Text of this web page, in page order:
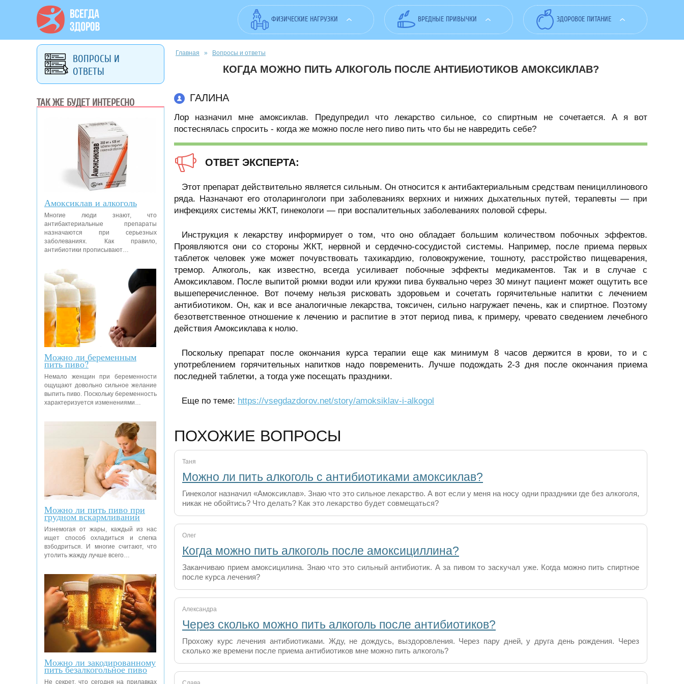
ФИЗИЧЕСКИЕ НАГРУЗКИ ВРЕДНЫЕ ПРИВЫЧКИ ЗДОРОВОЕ ПИТАНИЕ
Вы здесь
Главная » Вопросы и ответы
КОГДА МОЖНО ПИТЬ АЛКОГОЛЬ ПОСЛЕ АНТИБИОТИКОВ АМОКСИКЛАВ?
ГАЛИНА
Лор назначил мне амоксиклав. Предупредил что лекарство сильное, со спиртным не сочетается. А я вот
постеснялась спросить - когда же можно после него пиво пить что бы не навредить себе?
ОТВЕТ ЭКСПЕРТА:
Этот препарат действительно является сильным. Он относится к антибактериальным средствам пенициллинового
ряда. Назначают его отоларингологи при заболеваниях верхних и нижних дыхательных путей, терапевты — при
инфекциях системы ЖКТ, гинекологи — при воспалительных заболеваниях половой сферы.
Инструкция к лекарству информирует о том, что оно обладает большим количеством побочных эффектов.
Проявляются они со стороны ЖКТ, нервной и сердечно-сосудистой системы. Например, после приема первых
таблеток человек уже может почувствовать тахикардию, головокружение, тошноту, расстройство пищеварения,
тремор. Алкоголь, как известно, всегда усиливает побочные эффекты медикаментов. Так и в случае с
Амоксиклавом. После выпитой рюмки водки или кружки пива буквально через 30 минут пациент может ощутить все
вышеперечисленное. Вот почему нельзя рисковать здоровьем и сочетать горячительные напитки с лечением
антибиотиком. Он, как и все аналогичные лекарства, токсичен, сильно нагружает печень, как и спиртное. Поэтому
безответственное отношение к лечению и распитие в этот период пива, к примеру, чревато сведением лечебного
действия Амоксиклава к нолю.
Поскольку препарат после окончания курса терапии еще как минимум 8 часов держится в крови, то и с
употреблением горячительных напитков надо повременить. Лучше подождать 2-3 дня после окончания приема
последней таблетки, а тогда уже посещать праздники.
Еще по теме: https://vsegdazdorov.net/story/amoksiklav-i-alkogol
ПОХОЖИЕ ВОПРОСЫ
Таня
Можно ли пить алкоголь с антибиотиками амоксиклав?
Гинеколог назначил «Амоксиклав». Знаю что это сильное лекарство. А вот если у меня на носу одни праздники где без алкоголя,
никак не обойтись? Что делать? Как это лекарство будет совмещаться?
Олег
Когда можно пить алкоголь после амоксициллина?
Заканчиваю прием амоксицилина. Знаю что это сильный антибиотик. А за пивом то заскучал уже. Когда можно пить спиртное
после курса лечения?
Александра
Через сколько можно пить алкоголь после антибиотиков?
Прохожу курс лечения антибиотиками. Жду, не дождусь, выздоровления. Через пару дней, у друга день рождения. Через
сколько же времени после приема антибиотиков мне можно пить алкоголь?
ВОПРОСЫ И
ОТВЕТЫ
ТАК ЖЕ БУДЕТ ИНТЕРЕСНО
Амоксиклав и алкоголь
Многие люди знают, что
антибактериальные препараты
назначаются при серьезных
заболеваниях. Как правило,
антибиотики прописывают…
Можно ли беременным
пить пиво?
Немало женщин при беременности
ощущают довольно сильное желание
выпить пиво. Поскольку беременность
характеризуется изменениями…
Можно ли пить пиво при
грудном вскармливании
Изнемогая от жары, каждый из нас
ищет способ охладиться и слегка
взбодриться. И многие считают, что
утолить жажду лучше всего…
Можно ли закодированному
пить безалкогольное пиво
Не секрет, что сегодня на прилавках